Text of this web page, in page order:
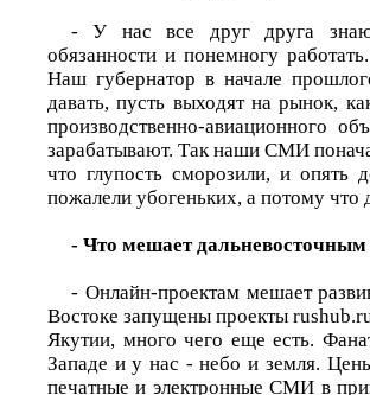
- У нас все друг друга
обязанности и понемногу
Наш губернатор в начале
давать, пусть выходят на рынок,
производственно-авиационного
зарабатывают. Так наши СМИ
что глупость сморозили, и опять
пожалели убогеньких, а потому
- Что мешает
- Онлайн-проектам мешает
Востоке запущены проекты
Якутии, много чего еще есть.
Западе и у нас - небо и земля.
печатные и электронные СМИ в